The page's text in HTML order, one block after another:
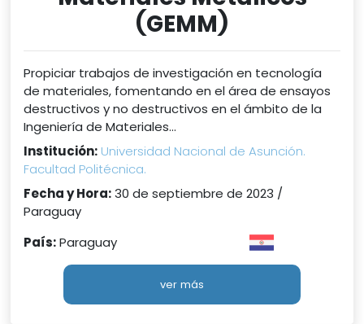
(GEMM)
Propiciar trabajos de investigación en tecnología
de materiales, fomentando en el área de ensayos
destructivos y no destructivos en el ámbito de la
Ingeniería de Materiales...
Institución: Universidad Nacional de Asunción.
Facultad Politécnica.
Fecha y Hora:30 de septiembre de 2023 /
Paraguay
País:Paraguay
ver más